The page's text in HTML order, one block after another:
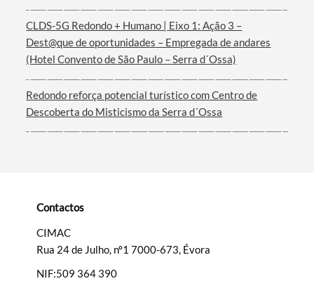
Categorias gerais
Filtros
CLDS-5G Redondo + Humano | Eixo 1: Ação 3 –
Dest@que de oportunidades – Empregada de andares
(Hotel Convento de São Paulo – Serra d´Ossa)
Redondo reforça potencial turístico com Centro de
Descoberta do Misticismo da Serra d´Ossa
Contactos
CIMAC
Rua 24 de Julho, nº1 7000-673, Évora
NIF:509 364 390